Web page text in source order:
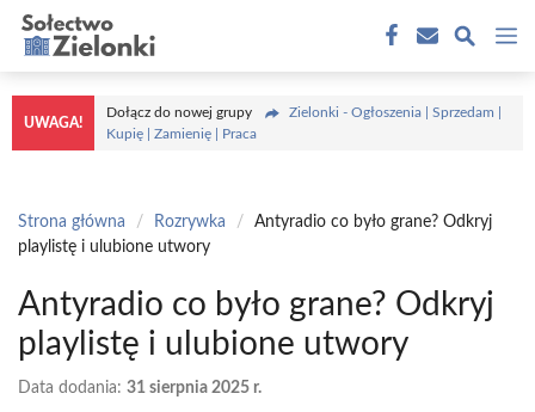
Przejdź
treści
UWAGA!
Dołącz do nowej grupy
Zielonki - Ogłoszenia | Sprzedam |
Kupię | Zamienię | Praca
Strona główna / Rozrywka /
Antyradio co było grane? Odkryj
playlistę i ulubione utwory
Antyradio co było grane? Odkryj
playlistę i ulubione utwory
Data dodania: 31 sierpnia 2025 r.